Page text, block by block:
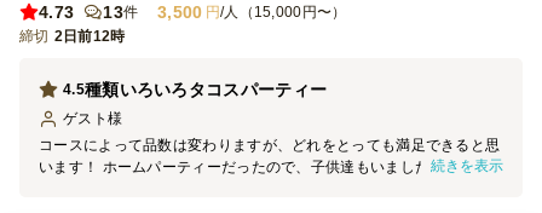
4.73
13件 3,500 円/人（15,000円〜）
締切 2日前12時
種類いろいろタコスパーティー
4.5
ゲスト 様
コースによって品数は変わりますが、どれをとっても満足できると思
います！ ホームパーティーだったので、子供達もいましたが、辛さ
続きを表示